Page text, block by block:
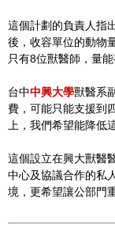
這個計劃的負責人指
後，收容單位的動物
只有8位獸醫師，量能
台中中興大學獸醫系
費，可能只能支援到
上，我們希望能降低
這個設立在興大獸醫
中心及協議合作的私
境，更希望讓公部門